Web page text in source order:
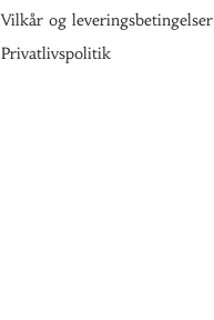
Vilkår og leveringsbetingelser
Privatlivspolitik